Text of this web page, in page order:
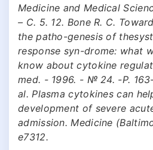
Medicine and Medical
– С. 5. 12. Bone R. C.
the patho-genesis of
response syn-drome: what
know about cytokine
med. - 1996. - № 24. -Р.
al. Plasma cytokines can
development of severe
admission. Medicine
e7312.